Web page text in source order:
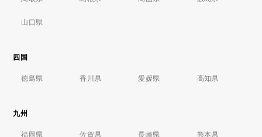
山口県
四国
徳島県 香川県 愛媛県 高知県
九州
福岡県 佐賀県 長崎県 熊本県